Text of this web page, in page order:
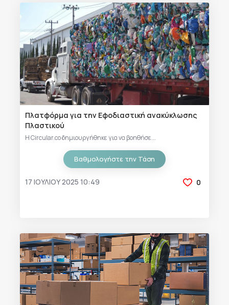
Πλατφόρμα για την Εφοδιαστική ανακύκλωσης
Πλαστικού
Η Circular.co δημιουργήθηκε για να βοηθήσε...
Βαθμολογήστε την Τάση
17 ΙΟΥΛΊΟΥ 2025 10:49 0